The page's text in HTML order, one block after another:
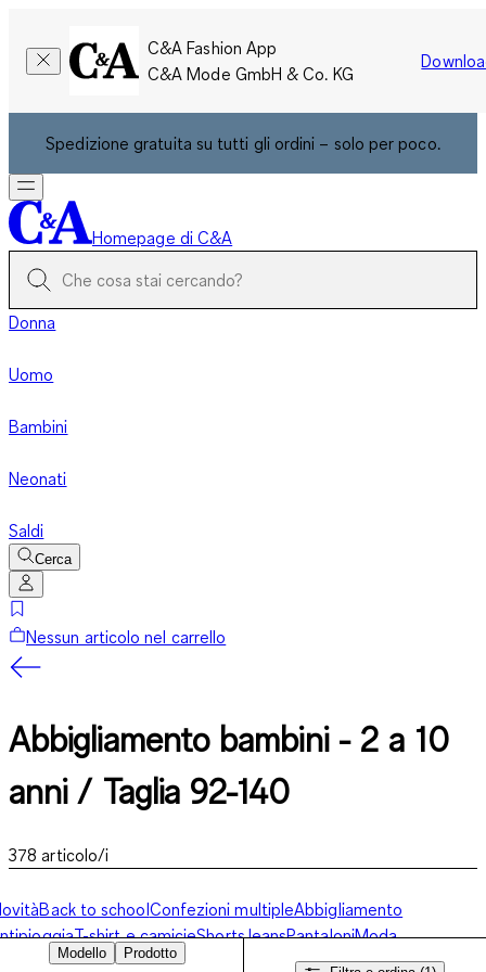
C&A Fashion App
C&A Mode GmbH & Co. KG
Spedizione gratuita su tutti gli ordini – solo per poco.
Homepage di C&A
Donna
Uomo
Bambini
Neonati
Saldi
Cerca
Nessun articolo nel carrello
Abbigliamento bambini - 2 a 10
anni / Taglia 92-140
378 articolo/i
Back to schoolConfezioni multipleAbbigliamento
T-shirt e camicieShortsJeansPantaloniModa
PigiamiBiancheria intima PremiumPullover e
Modello
Prodotto